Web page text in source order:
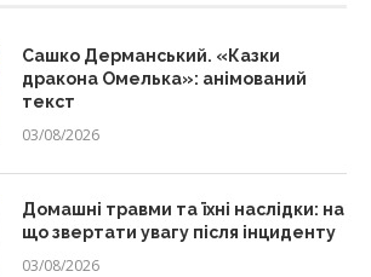
Сашко Дерманський. «Казки
дракона Омелька»: анімований
текст
03/08/2026
Домашні травми та їхні наслідки: на
що звертати увагу після інциденту
03/08/2026